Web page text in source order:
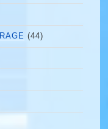
(44)